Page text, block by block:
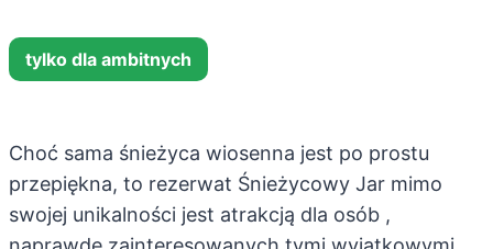
tylko dla ambitnych
Choć sama śnieżyca wiosenna jest po prostu
przepiękna, to rezerwat Śnieżycowy Jar mimo
swojej unikalności jest atrakcją dla osób ,